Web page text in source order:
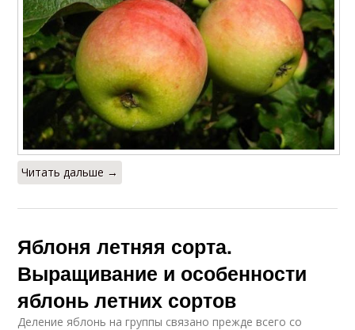
Читать дальше →
Яблоня летняя сорта.
Выращивание и особенности
яблонь летних сортов
Деление яблонь на группы связано прежде всего со